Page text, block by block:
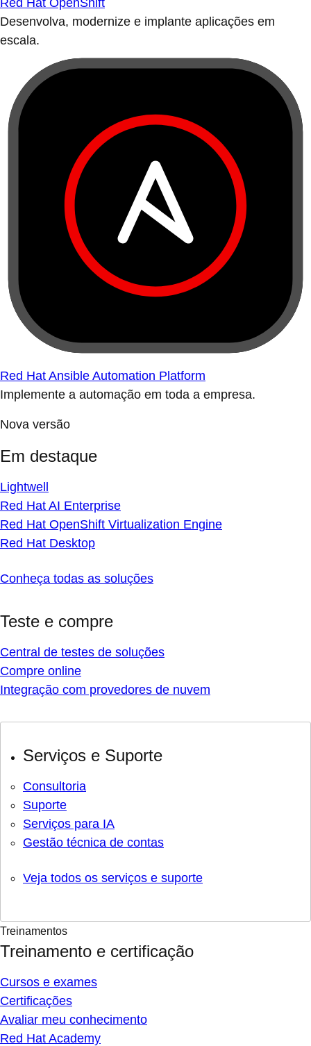
Red Hat OpenShift
Desenvolva, modernize e implante aplicações em
escala.
Red Hat Ansible Automation Platform
Implemente a automação em toda a empresa.
Nova versão
Em destaque
Lightwell
Red Hat AI Enterprise
Red Hat OpenShift Virtualization Engine
Red Hat Desktop
Conheça todas as soluções
Teste e compre
Central de testes de soluções
Compre online
Integração com provedores de nuvem
Serviços e Suporte
Consultoria
Suporte
Serviços para IA
Gestão técnica de contas
Veja todos os serviços e suporte
Treinamentos
Treinamento e certificação
Cursos e exames
Certificações
Avaliar meu conhecimento
Red Hat Academy